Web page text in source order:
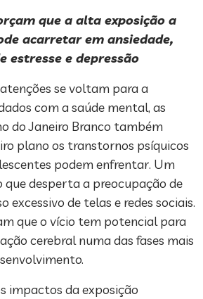
que a alta exposição a
acarretar em ansiedade,
estresse e depressão
se voltam para a
com a saúde mental, as
do Janeiro Branco também
plano os transtornos psíquicos
podem enfrentar. Um
que desperta a preocupação de
excessivo de telas e redes sociais.
que o vício tem potencial para
cerebral numa das fases mais
impactos da exposição